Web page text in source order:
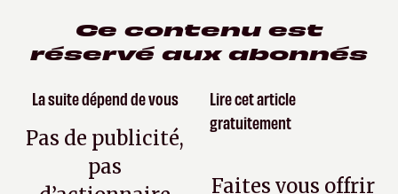
Ce contenu est
réservé aux abonnés
La suite dépend de vous
Pas de publicité,
pas
Lire cet article
gratuitement
Faites vous offrir